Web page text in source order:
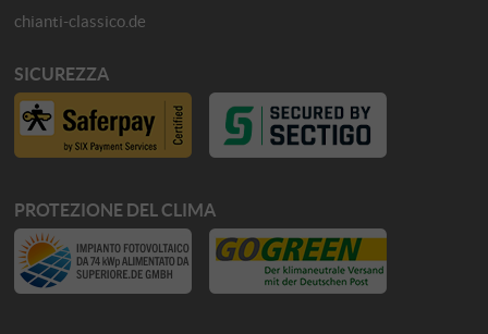
chianti-classico.de
SICUREZZA
PROTEZIONE DEL CLIMA